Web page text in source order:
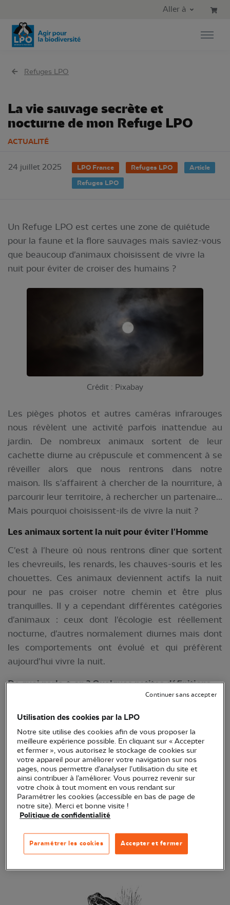
Aller au menu principal
Aller à
Refuges LPO
La vie sauvage secrète et
nocturne de mon Refuge LPO
ACTUALITÉ
24 juillet 2025 LPO France Refuges LPO
Article
Refuges LPO
Un Refuge LPO est certes une zone de quiétude
pour la faune et la flore sauvages mais saviez-vous
que beaucoup d'animaux choisissent de vivre la
nuit pour éviter de croiser des humains ?
Crédit : Pixabay
Les pièges photos et autres caméras infrarouges
nous révèlent une activité parfois inattendue au
jardin. De nombreux animaux sortent de leur
cachette diurne au crépuscule et commencent à se
réveiller alors que nous rentrons dans notre
maison. Ils s'affairent à chercher de la nourriture, à
parcourir leur territoire, à rechercher un partenaire...
Mais pourquoi choisissent-ils de vivre la nuit ?
Les animaux sortent la nuit pour éviter l'Homme
C'est à l'heure où nous rentrons dîner que sortent
les chevreuils, les renards, les chauves-souris et les
chouettes. Ces animaux deviennent actifs la nuit
pour ne pas croiser notre chemin et être plus
tranquilles. Il y a cependant différentes catégories
d'animaux : ceux dont l'écologie est réellement
nocturne, d'autres normalement diurnes mais dont
les comportements ont évolué et qui préfèrent
aujourd'hui vivre la nuit.
De quoi parle-t-on ? Quelques petites définitions
nuit. Il est biologiquement adapté à vivre la nuit et
dispose de sens développés : ouïe, vision adaptée,
touché (ex vibrisse d'un chat)... lui permettant de
vivre dans l'obscurité en opposé à une vie diurne :
exemples : chouettes, hiboux, engoulevents,
chauves-souris, hérisson d'Europe, crapauds,
moustiques... Ces animaux nocturnes, qui peuvent
à l'occasion s'observer de jour, bénéficient d'une
risques de se faire capturer par les prédateurs, car
ils sont moins visibles.
Utilisation des cookies par la LPO
Notre site utilise des cookies afin de vous proposer la
meilleure expérience possible. En cliquant sur « Accepter
et fermer », vous autorisez le stockage de cookies sur
votre appareil pour améliorer votre navigation sur nos
pages, nous permettre d’analyser l’utilisation du site et
ainsi contribuer à l’améliorer. Vous pourrez revenir sur
votre choix à tout moment en vous rendant sur
Paramétrer les cookies (accessible en bas de page de
notre site). Merci et bonne visite !
Politique de confidentialité
Accepter et fermer
Paramétrer les cookies
Continuer sans accepter